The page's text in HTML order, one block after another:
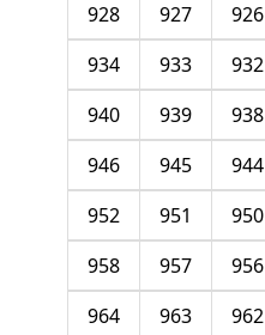
926
927
928
932
933
934
938
939
940
944
945
946
950
951
952
956
957
958
962
963
964